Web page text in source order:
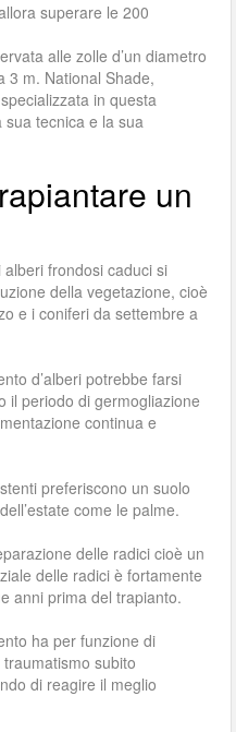
superare le 200
alle zolle d’un diametro
3 m. National Shade,
in questa
sua tecnica e la sua
un
frondosi caduci si
della vegetazione, cioè
e i coniferi da settembre a
d’alberi potrebbe farsi
il periodo di germogliazione
continua e
preferiscono un suolo
come le palme.
delle radici cioè un
delle radici è fortamente
anni prima del trapianto.
ha per funzione di
subito
di reagire il meglio